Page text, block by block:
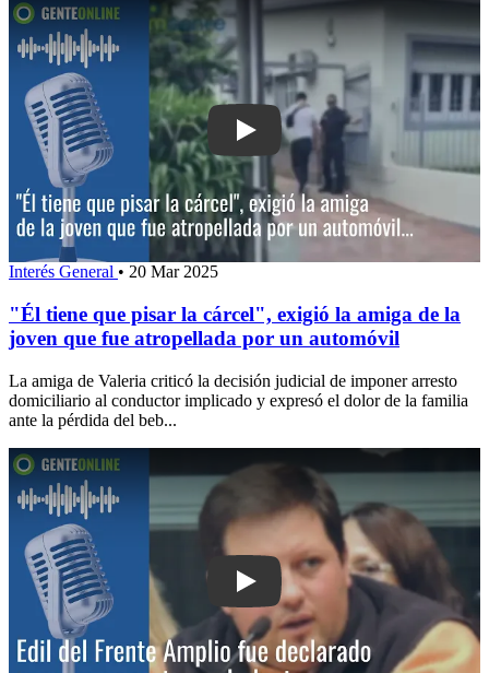
Play: "Él tiene que pisar la cárcel",
Interés General • 20 Mar 2025
"Él tiene que pisar la cárcel", exigió la amiga de la
joven que fue atropellada por un automóvil
La amiga de Valeria criticó la decisión judicial de imponer arresto
domiciliario al conductor implicado y expresó el dolor de la familia
ante la pérdida del beb...
Play: Suplente de edil del Frente